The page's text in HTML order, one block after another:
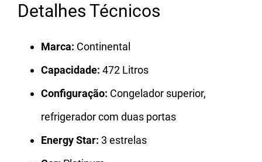
Detalhes Técnicos
Marca: Continental
Capacidade: 472 Litros
Configuração: Congelador superior,
refrigerador com duas portas
Energy Star: 3 estrelas